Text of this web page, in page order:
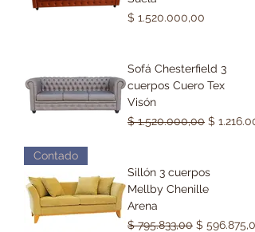
Precio
$ 1.520.000,00
Sofá Chesterfield 3
cuerpos Cuero Tex
Visón
Precio
$ 1.520.000,00 Precio
$
Contado
Sillón 3 cuerpos
Mellby Chenille
Arena
Precio
$ 795.833,00 Precio de
$